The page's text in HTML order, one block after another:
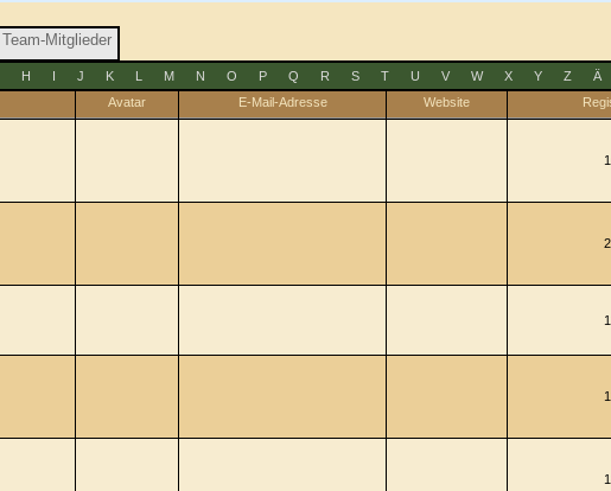
Team-Mitglieder
H I J K L M N O P Q R S T U V W X Y Z Ä
Avatar E-Mail-Adresse Website